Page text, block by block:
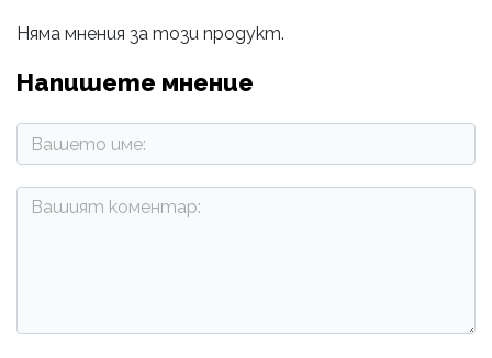
Няма мнения за този продукт.
Напишете мнение